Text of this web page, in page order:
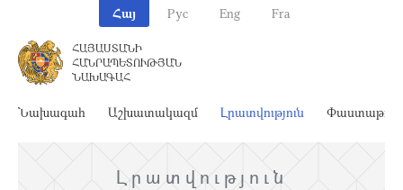
Հայ Рус Eng Fra
ՀԱՅԱՍՏԱՆԻ
ՀԱՆՐԱՊԵՏՈՒԹՅԱՆ
ՆԱԽԱԳԱՀ
Նախագահ Աշխատակազմ Լրատվություն
Լրատվություն